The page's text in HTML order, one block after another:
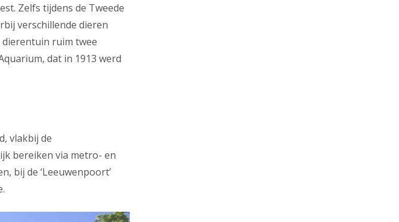
Zelfs tijdens de Tweede
verschillende dieren
dierentuin ruim twee
dat in 1913 werd
vlakbij de
bereiken via metro- en
bij de ‘Leeuwenpoort’